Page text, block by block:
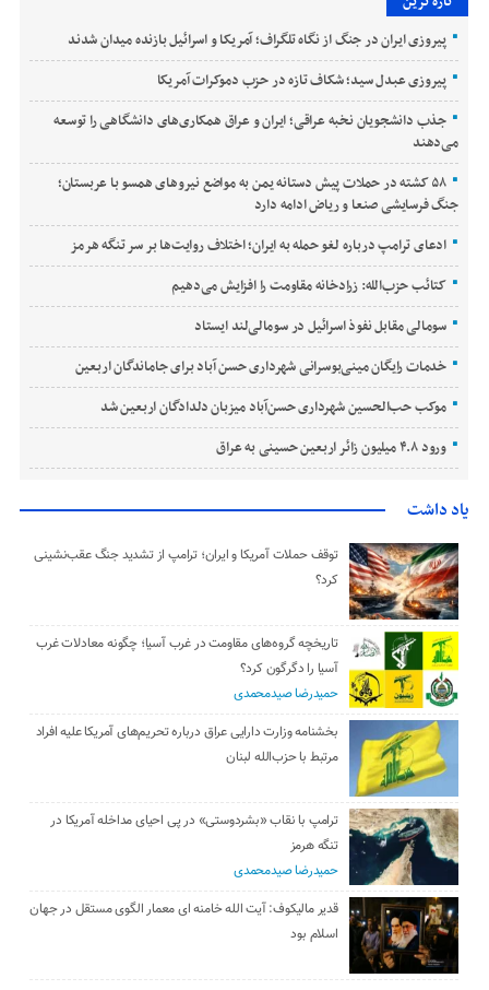
پیروزی ایران در جنگ از نگاه تلگراف؛ آمریکا و اسرائیل بازنده میدان شدند
پیروزی عبدل سید؛ شکاف تازه در حزب دموکرات آمریکا
جذب دانشجویان نخبه عراقی؛ ایران و عراق همکاری‌های دانشگاهی را توسعه
می‌دهند
۵۸ کشته در حملات پیش دستانه یمن به مواضع نیروهای همسو با عربستان؛
جنگ فرسایشی صنعا و ریاض ادامه دارد
ادعای ترامپ درباره لغو حمله به ایران؛ اختلاف روایت‌ها بر سر تنگه هرمز
کتائب حزب‌الله: زرادخانه مقاومت را افزایش می‌دهیم
سومالی مقابل نفوذ اسرائیل در سومالی‌لند ایستاد
خدمات رایگان مینی‌بوسرانی شهرداری حسن‌ آباد برای جاماندگان اربعین
موکب حب‌الحسین شهرداری حسن‌آباد میزبان دلدادگان اربعین شد
ورود ۴.۸ میلیون زائر اربعین حسینی به عراق
یاد داشت
توقف حملات آمریکا و ایران؛ ترامپ از تشدید جنگ عقب‌نشینی
کرد؟
تاریخچه گروه‌های مقاومت در غرب آسیا؛ چگونه معادلات غرب
آسیا را دگرگون کرد؟
حمیدرضا صیدمحمدی
بخشنامه وزارت دارایی عراق درباره تحریم‌های آمریکا علیه افراد
مرتبط با حزب‌الله لبنان
ترامپ با نقاب «بشردوستی» در پی احیای مداخله آمریکا در
تنگه هرمز
حمیدرضا صیدمحمدی
قدیر مالیکوف: آیت‌ الله خامنه‌ ای معمار الگوی مستقل در جهان
اسلام بود